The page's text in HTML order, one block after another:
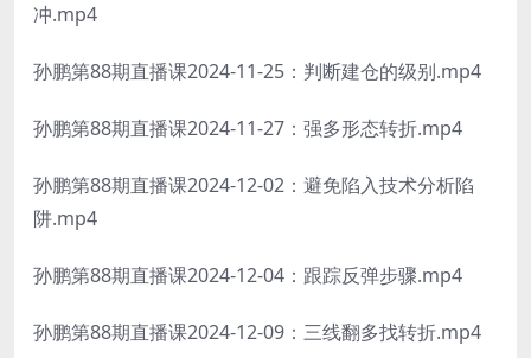
冲.mp4
孙鹏第88期直播课2024-11-25：判断建仓的级别.mp4
孙鹏第88期直播课2024-11-27：强多形态转折.mp4
孙鹏第88期直播课2024-12-02：避免陷入技术分析陷
阱.mp4
孙鹏第88期直播课2024-12-04：跟踪反弹步骤.mp4
孙鹏第88期直播课2024-12-09：三线翻多找转折.mp4